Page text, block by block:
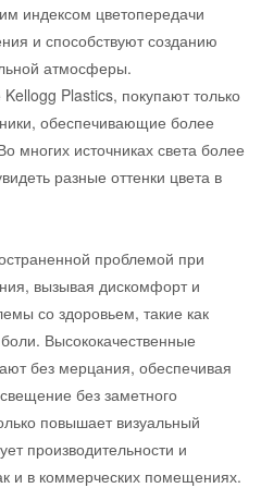
индексом цветопередачи
и способствуют созданию
атмосферы.
Plastics, покупают только
обеспечивающие более
многих источниках света более
разные оттенки цвета в
проблемой при
вызывая дискомфорт и
со здоровьем, такие как
Высококачественные
без мерцания, обеспечивая
без заметного
повышает визуальный
производительности и
и в коммерческих помещениях.